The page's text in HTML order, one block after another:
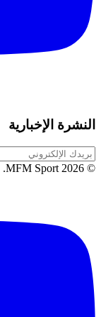
النشرة الإخبارية
©
2026